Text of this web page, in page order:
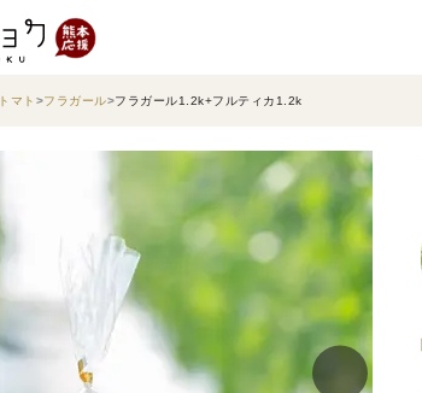
トマト フラガール フラガール1.2k+フルティカ1.2k